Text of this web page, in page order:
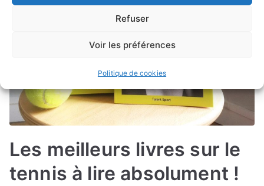
Refuser
Voir les préférences
Politique de cookies
Les meilleurs livres sur le
tennis à lire absolument !